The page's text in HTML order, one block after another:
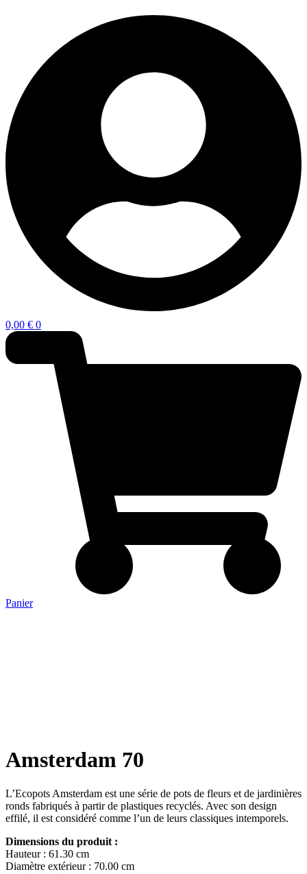
0,00 € 0
Panier
Amsterdam 70
L’Ecopots Amsterdam est une série de pots de fleurs et de jardinières
ronds fabriqués à partir de plastiques recyclés. Avec son design
effilé, il est considéré comme l’un de leurs classiques intemporels.
Dimensions du produit :
Hauteur : 61.30 cm
Diamètre extérieur : 70.00 cm